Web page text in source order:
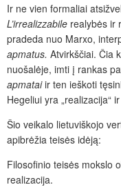
Ir ne vien formaliai
L’irrealizzabile realybės ir
pradeda nuo Marxo,
apmatus. Atvirkščiai. Čia
nuošalėje, imti į rankas
apmataiir ten ieškoti
Hegeliui yra „realizacija“
Šio veikalo lietuviškojo
apibrėžia teisės idėją:
Filosofinio teisės mokslo
realizacija.